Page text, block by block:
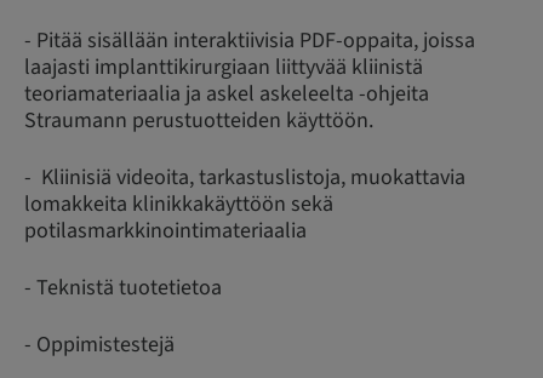
- Pitää sisällään interaktiivisia PDF-oppaita, joissa
laajasti implanttikirurgiaan liittyvää kliinistä
teoriamateriaalia ja askel askeleelta -ohjeita
Straumann perustuotteiden käyttöön.
- Kliinisiä videoita, tarkastuslistoja, muokattavia
lomakkeita klinikkakäyttöön sekä
potilasmarkkinointimateriaalia
- Teknistä tuotetietoa
- Oppimistestejä